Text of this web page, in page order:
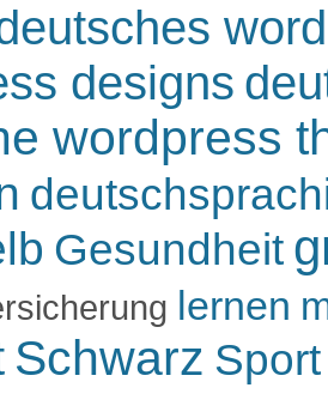
designs
wordpress
Gesundheit
lernen
Schwarz Sport